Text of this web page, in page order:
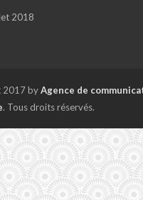
2018
2017 byAgence de
. Tous droits réservés.